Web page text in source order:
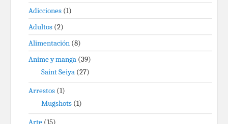
Adicciones (1)
Adultos (2)
Alimentación (8)
Anime y manga (39)
Saint Seiya (27)
Arrestos (1)
Mugshots (1)
Arte (15)